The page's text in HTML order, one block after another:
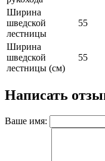
Ширина
шведской
лестницы
55
Ширина
шведской
лестницы (см)
55
Написать
Ваше имя: